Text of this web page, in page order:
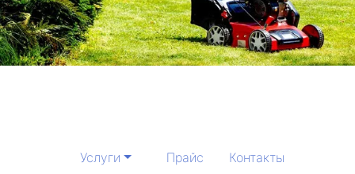
Услуги Прайс Контакты